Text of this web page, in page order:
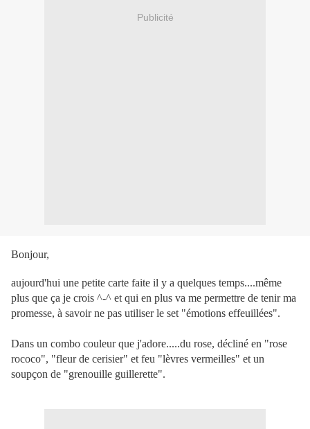
Publicité
Bonjour,
aujourd'hui une petite carte faite il y a quelques temps....même
plus que ça je crois ^-^ et qui en plus va me permettre de tenir ma
promesse, à savoir ne pas utiliser le set "émotions effeuillées".
Dans un combo couleur que j'adore.....du rose, décliné en "rose
rococo", "fleur de cerisier" et feu "lèvres vermeilles" et un
soupçon de "grenouille guillerette".